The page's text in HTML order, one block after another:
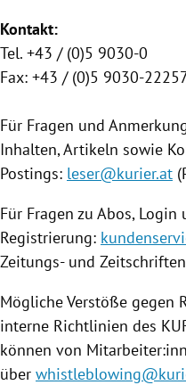
Kontakt:
Tel. +43 / (0)5 9030-0
Fax: +43 / (0)5 9030-
Für Fragen und
Inhalten, Artikeln sowie
Postings: leser@kurier.at
Für Fragen zu Abos, Login
Registrierung:
Zeitungs- und
Mögliche Verstöße gegen
interne Richtlinien des
können von
über